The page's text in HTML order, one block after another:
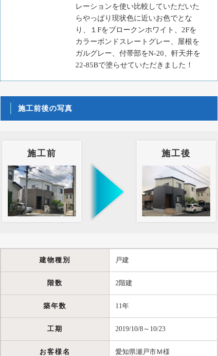
レーションを使い比較していただいた
らやっぱり現状色に近いお色でとな
り、１Fをブロークンホワイト、2Fを
カラーボンドスレートグレー、屋根を
ガルグレー、付帯部をN-20、軒天井を
22-85Bで塗らせていただきました！
施工前後の写真
施工前 施工後
建物種別 戸建
階数 2階建
築年数 11年
工期 2019/10/8～10/23
お客様名 愛知県瀬戸市Ｍ様